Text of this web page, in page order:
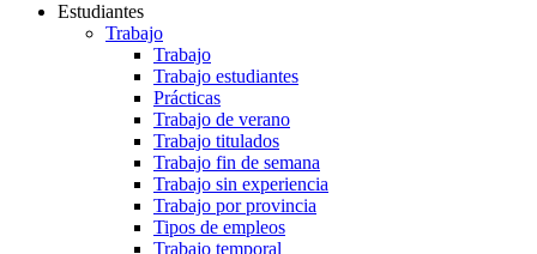
Estudiantes
Trabajo
Trabajo
Trabajo estudiantes
Prácticas
Trabajo de verano
Trabajo titulados
Trabajo fin de semana
Trabajo sin experiencia
Trabajo por provincia
Tipos de empleos
Trabajo temporal